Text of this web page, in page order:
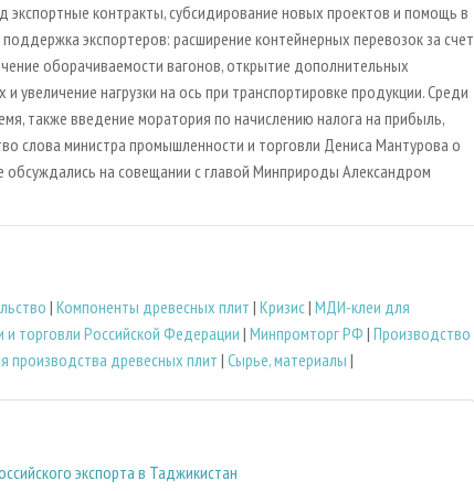
контракты, субсидирование новых проектов и помощь в
экспортеров: расширение контейнерных перевозок за счет
оборачиваемости вагонов, открытие дополнительных
увеличение нагрузки на ось при транспортировке продукции. Среди
также введение моратория по начислению налога на прибыль,
слова министра промышленности и торговли Дениса Мантурова о
на совещании с главой Минприроды Александром
| Компоненты древесных плит | Кризис| МДИ-клеи для
торговли Российской Федерации | Минпромторг РФ | Производство
производства древесных плит | Сырье, материалы |
экспорта в Таджикистан